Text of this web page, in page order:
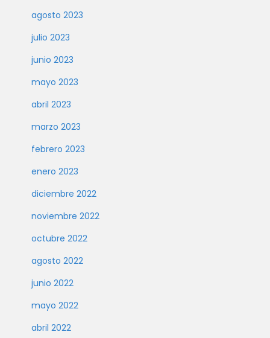
agosto 2023
julio 2023
junio 2023
mayo 2023
abril 2023
marzo 2023
febrero 2023
enero 2023
diciembre 2022
noviembre 2022
octubre 2022
agosto 2022
junio 2022
mayo 2022
abril 2022